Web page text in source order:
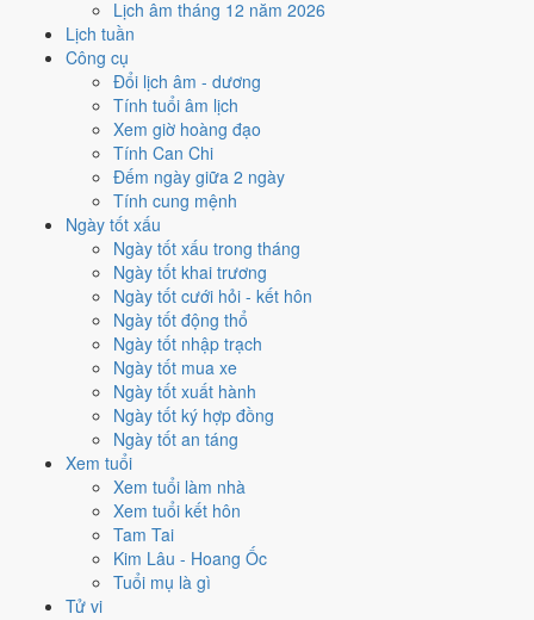
Lịch âm tháng 12 năm 2026
Lịch tuần
Công cụ
Đổi lịch âm - dương
Tính tuổi âm lịch
Xem giờ hoàng đạo
Tính Can Chi
Đếm ngày giữa 2 ngày
Tính cung mệnh
Ngày tốt xấu
Ngày tốt xấu trong tháng
Ngày tốt khai trương
Ngày tốt cưới hỏi - kết hôn
Ngày tốt động thổ
Ngày tốt nhập trạch
Ngày tốt mua xe
Ngày tốt xuất hành
Ngày tốt ký hợp đồng
Ngày tốt an táng
Xem tuổi
Xem tuổi làm nhà
Xem tuổi kết hôn
Tam Tai
Kim Lâu - Hoang Ốc
Tuổi mụ là gì
Tử vi
Mua xe - tậu xe hôm nay ởmức tốt (6/10)
Hoàng Đạo
Cách tính ngày tốt
Xuất hành - đi xa
Tốt
Xuất hành - đi xa hôm nay ở
Hoàng Đạo.
Cách tính ngày tốt
Tìm hiểu cách chấm: Trực Bình nghĩa là gì
phân biệt Hoàng Đạo - Hắc Đạo· Can Chi và Ngũ hành ngày
Điểm số tổng hợp từ Trực, Sao 28 Tú và Hoàng Đạo - Hắc Đạo.
sánh cả tháng
Nếu ngày 23/7/2026 không hợp
việc của bạn thì sao?
Ngày 23/7 tốt tổng thể nhưng không phải việc nào cũng thuận. Hai
việc bị chấm thấp nhất hôm nay là
3 cách hạ rủi ro mà vẫn giữ được lịch của bạn.
Coi việc vào giờ Hoàng Đạo trong chính ngày này.
Thìn (07h-09h)rơi đúng giờ hành chính nên dễ sắp xếp nhất
cho việc buộc phải làm đúng ngày 23/7/2026. Bảng đủ 6 giờ
Hoàng Đạo và 6 giờ Hắc Đạo nằm ngay mục kế tiếp.